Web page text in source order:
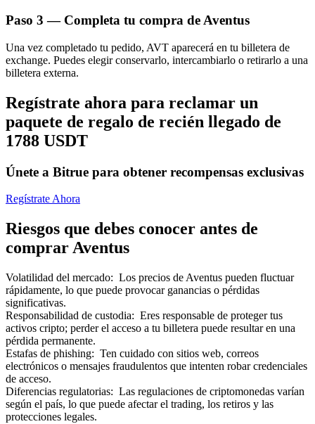
Bitrue Partners
Afiliados de Bitrue
¡Hasta un 65% de comisiones!
Referencia
Invita a un amigo para recibir recompensas en efectivo
Paso 3 — Completa tu compra de Aventus
Una vez completado tu pedido, AVT aparecerá en tu billetera de
exchange. Puedes elegir conservarlo, intercambiarlo o retirarlo a una
billetera externa.
Regístrate ahora para reclamar un
paquete de regalo de recién llegado de
1788 USDT
Únete a Bitrue para obtener recompensas exclusivas
Regístrate Ahora
Riesgos que debes conocer antes de
comprar Aventus
Volatilidad del mercado: Los precios de Aventus pueden fluctuar
rápidamente, lo que puede provocar ganancias o pérdidas
significativas.
Responsabilidad de custodia: Eres responsable de proteger tus
activos cripto; perder el acceso a tu billetera puede resultar en una
pérdida permanente.
Estafas de phishing: Ten cuidado con sitios web, correos
electrónicos o mensajes fraudulentos que intenten robar credenciales
de acceso.
Diferencias regulatorias: Las regulaciones de criptomonedas varían
según el país, lo que puede afectar el trading, los retiros y las
protecciones legales.